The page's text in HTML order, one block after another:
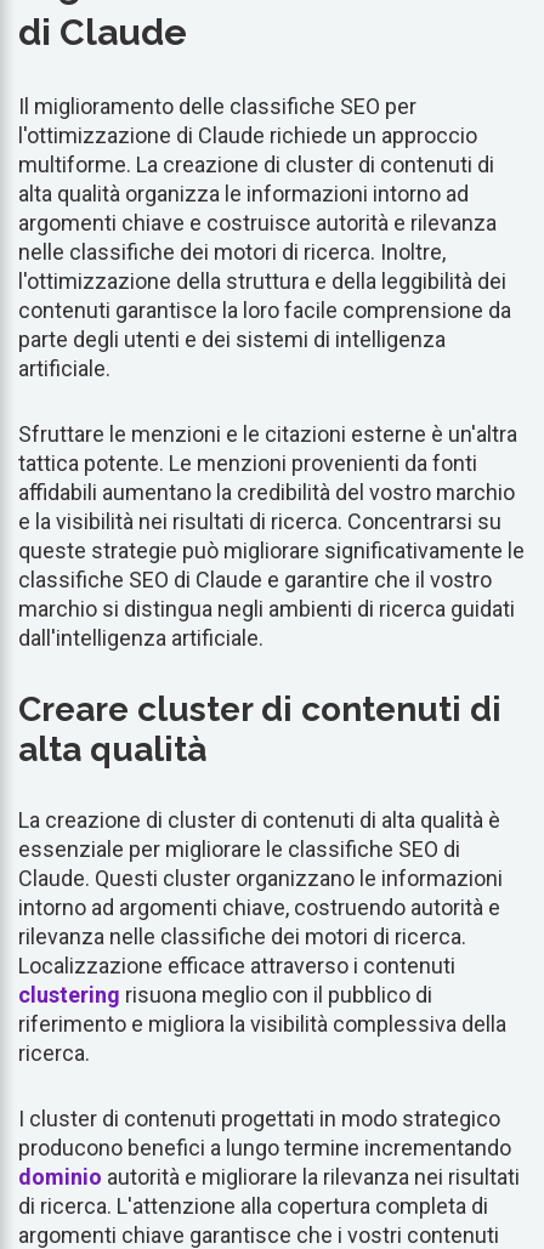
di Claude
Il miglioramento delle classifiche SEO per
l'ottimizzazione di Claude richiede un approccio
multiforme. La creazione di cluster di contenuti di
alta qualità organizza le informazioni intorno ad
argomenti chiave e costruisce autorità e rilevanza
nelle classifiche dei motori di ricerca. Inoltre,
l'ottimizzazione della struttura e della leggibilità dei
contenuti garantisce la loro facile comprensione da
parte degli utenti e dei sistemi di intelligenza
artificiale.
Sfruttare le menzioni e le citazioni esterne è un'altra
tattica potente. Le menzioni provenienti da fonti
affidabili aumentano la credibilità del vostro marchio
e la visibilità nei risultati di ricerca. Concentrarsi su
queste strategie può migliorare significativamente le
classifiche SEO di Claude e garantire che il vostro
marchio si distingua negli ambienti di ricerca guidati
dall'intelligenza artificiale.
Creare cluster di contenuti di
alta qualità
La creazione di cluster di contenuti di alta qualità è
essenziale per migliorare le classifiche SEO di
Claude. Questi cluster organizzano le informazioni
intorno ad argomenti chiave, costruendo autorità e
rilevanza nelle classifiche dei motori di ricerca.
Localizzazione efficace attraverso i contenuti
clustering risuona meglio con il pubblico di
riferimento e migliora la visibilità complessiva della
ricerca.
I cluster di contenuti progettati in modo strategico
producono benefici a lungo termine incrementando
dominio autorità e migliorare la rilevanza nei risultati
di ricerca. L'attenzione alla copertura completa di
argomenti chiave garantisce che i vostri contenuti